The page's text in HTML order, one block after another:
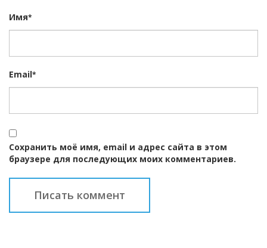
Имя*
Email*
Сохранить моё имя, email и адрес сайта в этом
браузере для последующих моих комментариев.